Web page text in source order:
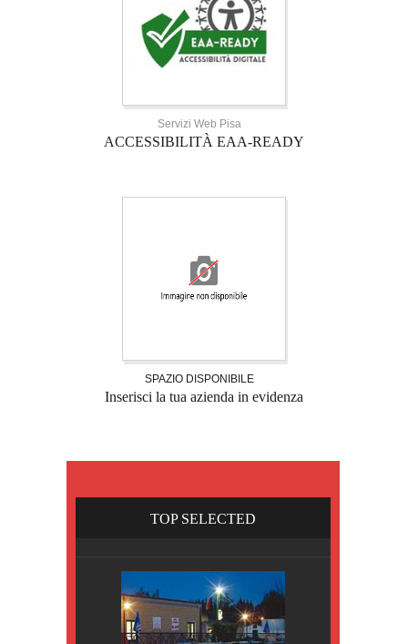
Servizi Web Pisa
ACCESSIBILITÀ EAA-READY
SPAZIO DISPONIBILE
Inserisci la tua azienda in evidenza
TOP SELECTED